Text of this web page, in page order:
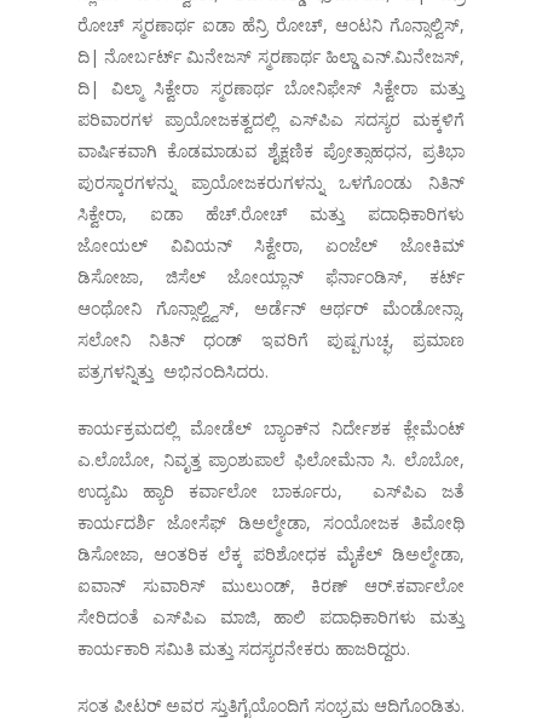
ರೋಚ್ ಸ್ಮರಣಾರ್ಥ ಐಡಾ ಹೆನ್ರಿ ರೋಚ್, ಆಂಟನಿ ಗೊನ್ಸಾಲ್ವಿಸ್,
ದಿ| ನೋರ್ಬರ್ಟ್ ಮಿನೇಜಸ್ ಸ್ಮರಣಾರ್ಥ ಹಿಲ್ಡಾ ಎನ್.ಮಿನೇಜಸ್,
ದಿ| ವಿಲ್ಮಾ ಸಿಕ್ವೇರಾ ಸ್ಮರಣಾರ್ಥ ಬೋನಿಫೇಸ್ ಸಿಕ್ವೇರಾ ಮತ್ತು
ಪರಿವಾರಗಳ ಪ್ರಾಯೋಜಕತ್ವದಲ್ಲಿ ಎಸ್‌ಪಿಎ ಸದಸ್ಯರ ಮಕ್ಕಳಿಗೆ
ವಾರ್ಷಿಕವಾಗಿ ಕೊಡಮಾಡುವ ಶೈಕ್ಷಣಿಕ ಪ್ರೋತ್ಸಾಹಧನ, ಪ್ರತಿಭಾ
ಪುರಸ್ಕಾರಗಳನ್ನು ಪ್ರಾಯೋಜಕರುಗಳನ್ನು ಒಳಗೊಂಡು ನಿತಿನ್
ಸಿಕ್ವೇರಾ, ಐಡಾ ಹೆಚ್.ರೋಚ್ ಮತ್ತು ಪದಾಧಿಕಾರಿಗಳು
ಜೋಯಲ್ ವಿವಿಯನ್ ಸಿಕ್ವೇರಾ, ಏಂಜೆಲ್ ಜೋಕಿಮ್
ಡಿಸೋಜಾ, ಜಿಸೆಲ್ ಜೋಯ್ಲಾನ್ ಫೆರ್ನಾಂಡಿಸ್, ಕರ್ಟ್
ಆಂಥೋನಿ ಗೊನ್ಸಾಲ್ವ್ವಿಸ್, ಅರ್ಡೆನ್ ಆರ್ಥರ್ ಮೆಂಡೋನ್ಸಾ,
ಸಲೋನಿ ನಿತಿನ್ ಧಂಡ್ ಇವರಿಗೆ ಪುಷ್ಪಗುಚ್ಫ, ಪ್ರಮಾಣ
ಪತ್ರಗಳನ್ನಿತ್ತು ಅಭಿನಂದಿಸಿದರು.
ಕಾರ್ಯಕ್ರಮದಲ್ಲಿ ಮೋಡೆಲ್ ಬ್ಯಾಂಕ್‌ನ ನಿರ್ದೇಶಕ ಕ್ಲೇಮೆಂಟ್
ಎ.ಲೊಬೋ, ನಿವೃತ್ತ ಪ್ರಾಂಶುಪಾಲೆ ಫಿಲೋಮೆನಾ ಸಿ. ಲೊಬೋ,
ಉದ್ಯಮಿ ಹ್ಯಾರಿ ಕರ್ವಾಲೋ ಬಾರ್ಕೂರು, ಎಸ್‌ಪಿಎ ಜತೆ
ಕಾರ್ಯದರ್ಶಿ ಜೋಸೆಫ್ ಡಿಅಲ್ಮೇಡಾ, ಸಂಯೋಜಕ ತಿಮೋಥಿ
ಡಿಸೋಜಾ, ಆಂತರಿಕ ಲೆಕ್ಕ ಪರಿಶೋಧಕ ಮೈಕೆಲ್ ಡಿಅಲ್ಮೇಡಾ,
ಐವಾನ್ ಸುವಾರಿಸ್ ಮುಲುಂಡ್, ಕಿರಣ್ ಆರ್.ಕರ್ವಾಲೋ
ಸೇರಿದಂತೆ ಎಸ್‌ಪಿಎ ಮಾಜಿ, ಹಾಲಿ ಪದಾಧಿಕಾರಿಗಳು ಮತ್ತು
ಕಾರ್ಯಕಾರಿ ಸಮಿತಿ ಮತ್ತು ಸದಸ್ಯರನೇಕರು ಹಾಜರಿದ್ದರು.
ಸಂತ ಪೀಟರ್ ಅವರ ಸ್ತುತಿಗೈಯೊಂದಿಗೆ ಸಂಭ್ರಮ ಆದಿಗೊಂಡಿತು.